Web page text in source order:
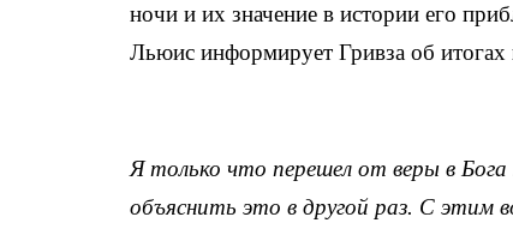
ночи и их значение в истории его
Льюис информирует Гривза об итогах
Я только что перешел от веры в
объяснить это в другой раз. С этим